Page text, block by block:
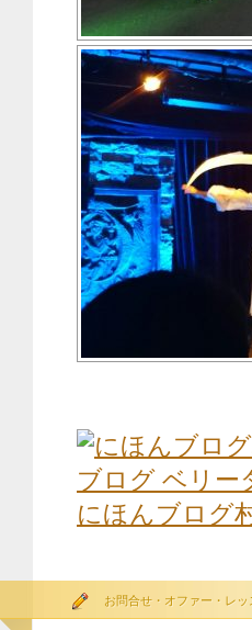
にほんブログ
お問合せ・オファー・レ